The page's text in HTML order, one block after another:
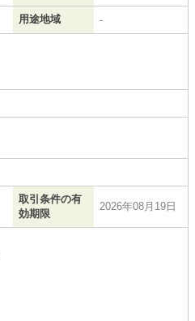
用途地域 -
取引条件の有
効期限
2026年08月19日